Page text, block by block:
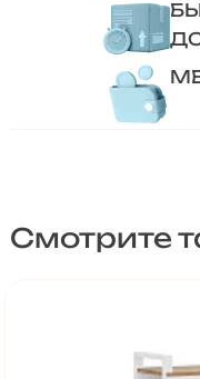
Смотрите